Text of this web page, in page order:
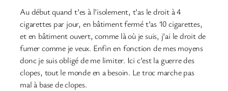
Au début quand t’es à l’isolement, t’as le droit à 4
cigarettes par jour, en bâtiment fermé t’as 10 cigarettes,
et en bâtiment ouvert, comme là où je suis, j’ai le droit de
fumer comme je veux. Enfin en fonction de mes moyens
donc je suis obligé de me limiter. Ici c’est la guerre des
clopes, tout le monde en a besoin. Le troc marche pas
mal à base de clopes.